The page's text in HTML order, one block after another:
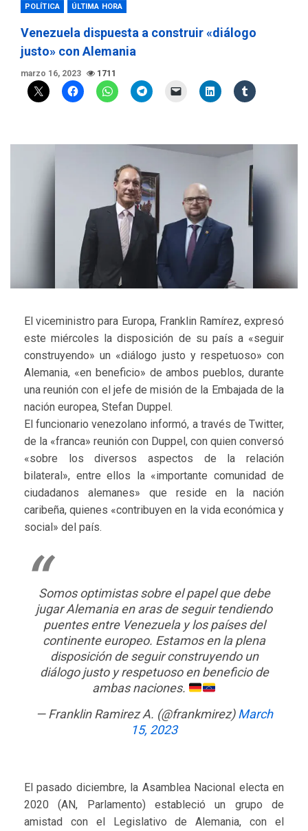
POLÍTICA ÚLTIMA HORA
Venezuela dispuesta a construir «diálogo
justo» con Alemania
marzo 16, 2023 1711
El viceministro para Europa, Franklin Ramírez, expresó
este miércoles la disposición de su país a «seguir
construyendo» un «diálogo justo y respetuoso» con
Alemania, «en beneficio» de ambos pueblos, durante
una reunión con el jefe de misión de la Embajada de la
nación europea, Stefan Duppel.
El funcionario venezolano informó, a través de Twitter,
de la «franca» reunión con Duppel, con quien conversó
«sobre los diversos aspectos de la relación
bilateral», entre ellos la «importante comunidad de
ciudadanos alemanes» que reside en la nación
caribeña, quienes «contribuyen en la vida económica y
social» del país.
Somos optimistas sobre el papel que debe
jugar Alemania en aras de seguir tendiendo
puentes entre Venezuela y los países del
continente europeo. Estamos en la plena
disposición de seguir construyendo un
diálogo justo y respetuoso en beneficio de
ambas naciones.
— Franklin Ramirez A. (@frankmirez)March
15, 2023
El pasado diciembre, la Asamblea Nacional electa en
2020 (AN, Parlamento) estableció un grupo de
amistad con el Legislativo de Alemania, con el